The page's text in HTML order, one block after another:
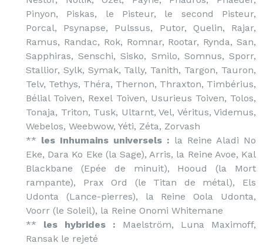
Pinyon, Piskas, le Pisteur, le second Pisteur,
Porcal, Psynapse, Pulssus, Putor, Quelin, Rajar,
Ramus, Randac, Rok, Romnar, Rootar, Rynda, San,
Sapphiras, Senschi, Sisko, Smilo, Somnus, Sporr,
Stallior, Sylk, Symak, Tally, Tanith, Targon, Tauron,
Telv, Tethys, Théra, Thernon, Thraxton, Timbérius,
Bélial Toiven, Rexel Toiven, Usurieus Toiven, Tolos,
Tonaja, Triton, Tusk, Ultarnt, Vel, Véritus, Videmus,
Webelos, Weebwow, Yéti, Zéta, Zorvash
** les Inhumains universels : la Reine Aladi No
Eke, Dara Ko Eke (la Sage), Arris, la Reine Avoe, Kal
Blackbane (Epée de minuit), Hooud (la Mort
rampante), Prax Ord (le Titan de métal), Els
Udonta (Lance-pierres), la Reine Oola Udonta,
Voorr (le Soleil), la Reine Onomi Whitemane
** les hybrides : Maelström, Luna Maximoff,
Ransak le rejeté